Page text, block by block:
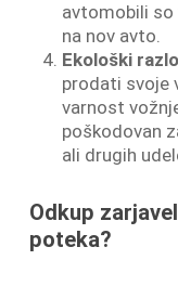
avtomobili so
na nov avto.
Ekološki
prodati svoje
varnost
poškodovan
ali drugih
Odkup
poteka?